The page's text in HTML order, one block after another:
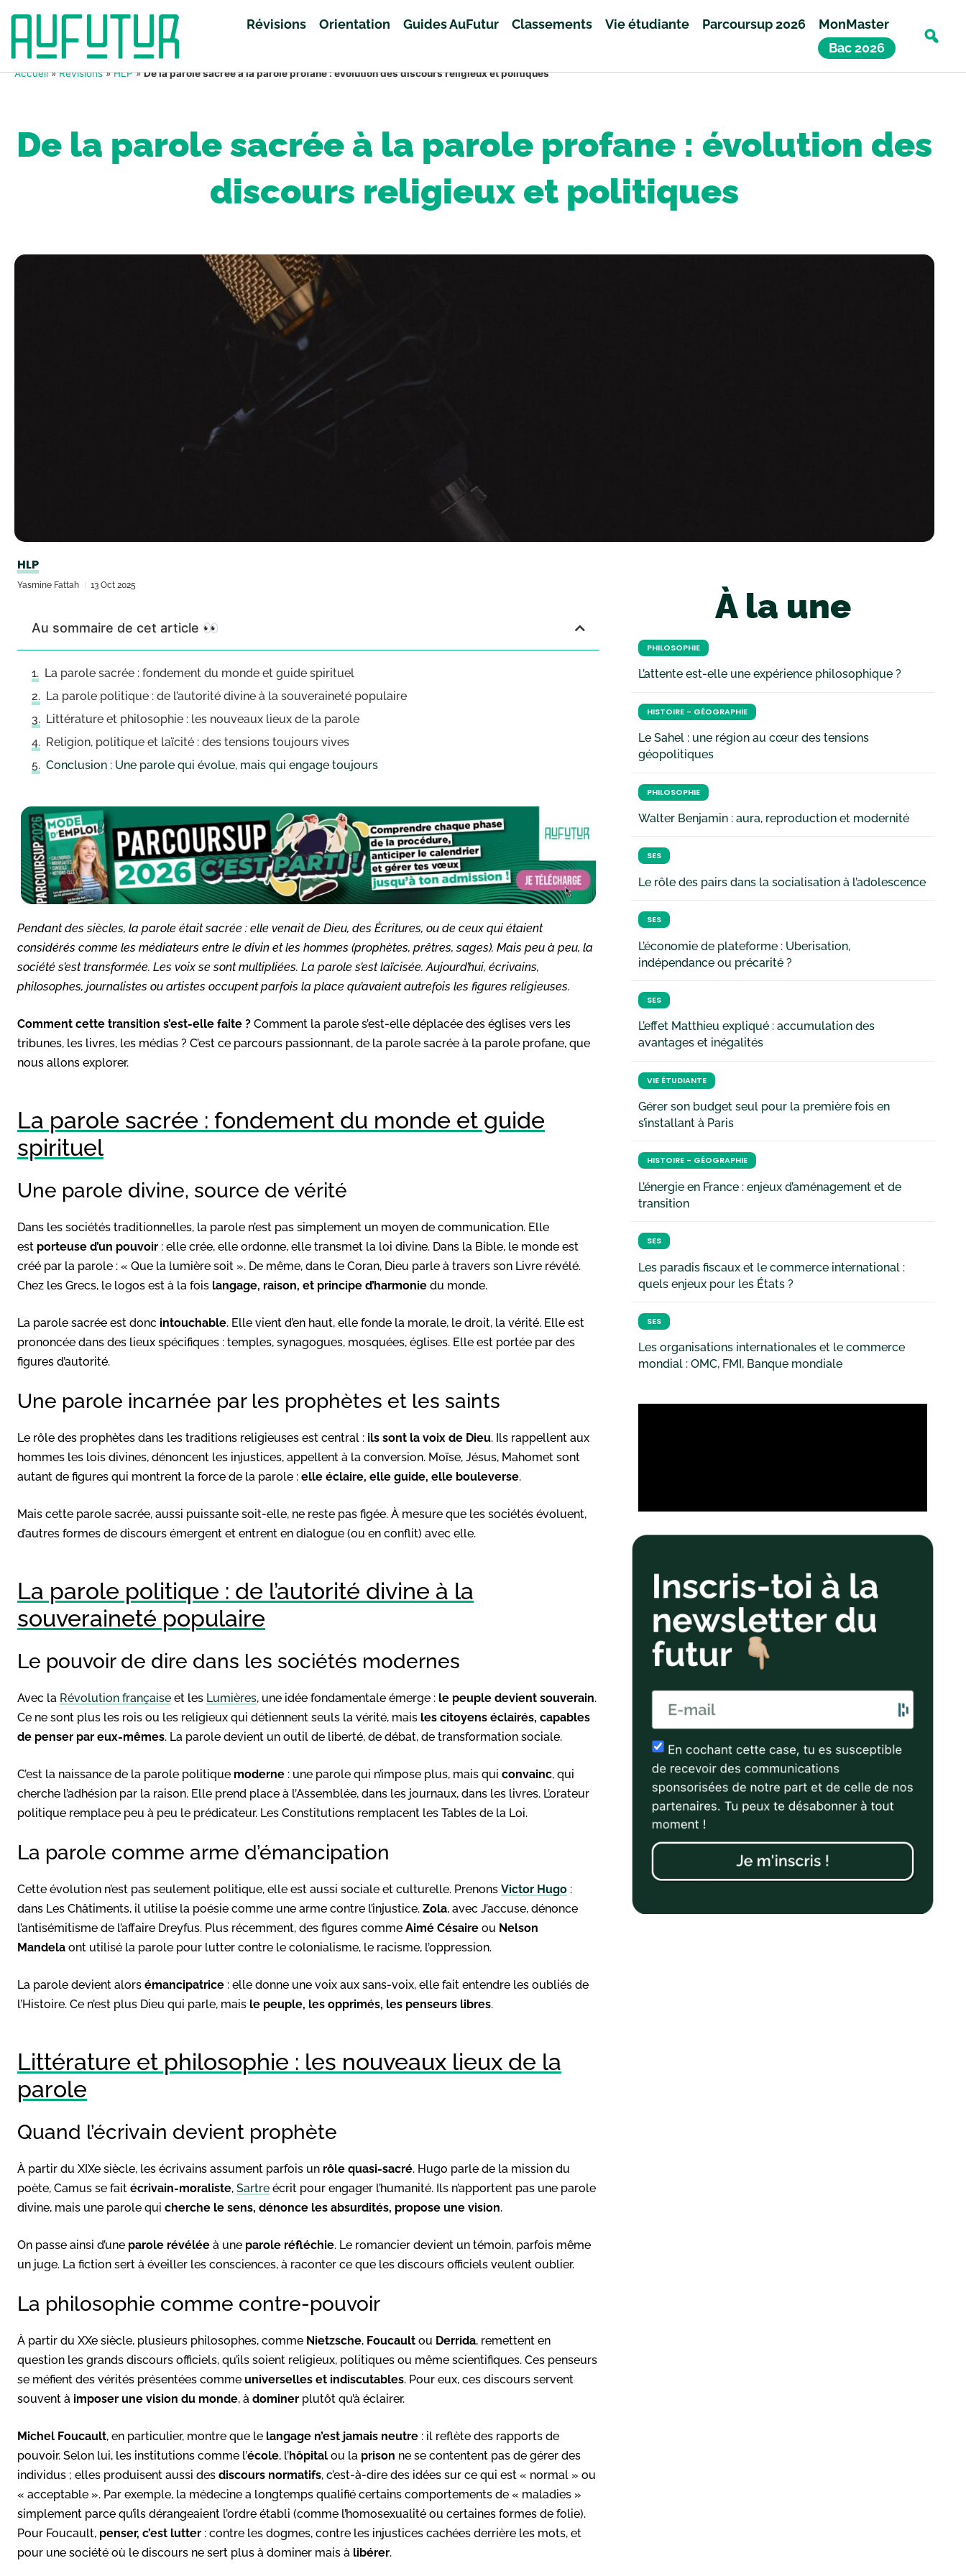
Révisions Orientation Guides AuFutur Classements Vie étudiante Parcoursup 2026
MonMaster
Bac 2026
Accueil»Révisions»HLP»De la parole sacrée à la parole profane : évolution des discours religieux et politiques
De la parole sacrée à la parole profane : évolution des
discours religieux et politiques
HLP
Yasmine Fattah 13 Oct 2025
Au sommaire de cet article 👀
La parole sacrée : fondement du monde et guide spirituel
La parole politique : de l’autorité divine à la souveraineté populaire
Littérature et philosophie : les nouveaux lieux de la parole
Religion, politique et laïcité : des tensions toujours vives
Conclusion : Une parole qui évolue, mais qui engage toujours
Pendant des siècles, la parole était sacrée : elle venait de Dieu, des Écritures, ou de ceux qui étaient
considérés comme les médiateurs entre le divin et les hommes (prophètes, prêtres, sages). Mais peu à peu, la
société s’est transformée. Les voix se sont multipliées. La parole s’est laïcisée. Aujourd’hui, écrivains,
philosophes, journalistes ou artistes occupent parfois la place qu’avaient autrefois les figures religieuses.
Comment cette transition s’est-elle faite ? Comment la parole s’est-elle déplacée des églises vers les
tribunes, les livres, les médias ? C’est ce parcours passionnant, de la parole sacrée à la parole profane, que
nous allons explorer.
La parole sacrée : fondement du monde et guide
spirituel
Une parole divine, source de vérité
Dans les sociétés traditionnelles, la parole n’est pas simplement un moyen de communication. Elle
est porteuse d’un pouvoir : elle crée, elle ordonne, elle transmet la loi divine. Dans la Bible, le monde est
créé par la parole : « Que la lumière soit ». De même, dans le Coran, Dieu parle à travers son Livre révélé.
Chez les Grecs, le logos est à la fois langage, raison, et principe d’harmonie du monde.
La parole sacrée est donc intouchable. Elle vient d’en haut, elle fonde la morale, le droit, la vérité. Elle est
prononcée dans des lieux spécifiques : temples, synagogues, mosquées, églises. Elle est portée par des
figures d’autorité.
Une parole incarnée par les prophètes et les saints
Le rôle des prophètes dans les traditions religieuses est central : ils sont la voix de Dieu. Ils rappellent aux
hommes les lois divines, dénoncent les injustices, appellent à la conversion. Moïse, Jésus, Mahomet sont
autant de figures qui montrent la force de la parole : elle éclaire, elle guide, elle bouleverse.
Mais cette parole sacrée, aussi puissante soit-elle, ne reste pas figée. À mesure que les sociétés évoluent,
d’autres formes de discours émergent et entrent en dialogue (ou en conflit) avec elle.
La parole politique : de l’autorité divine à la
souveraineté populaire
Le pouvoir de dire dans les sociétés modernes
Avec la Révolution française et les Lumières, une idée fondamentale émerge : le peuple devient souverain.
Ce ne sont plus les rois ou les religieux qui détiennent seuls la vérité, mais les citoyens éclairés, capables
de penser par eux-mêmes. La parole devient un outil de liberté, de débat, de transformation sociale.
C’est la naissance de la parole politique moderne : une parole qui n’impose plus, mais qui convainc, qui
cherche l’adhésion par la raison. Elle prend place à l’Assemblée, dans les journaux, dans les livres. L’orateur
politique remplace peu à peu le prédicateur. Les Constitutions remplacent les Tables de la Loi.
La parole comme arme d’émancipation
Cette évolution n’est pas seulement politique, elle est aussi sociale et culturelle. Prenons Victor Hugo :
dans Les Châtiments, il utilise la poésie comme une arme contre l’injustice. Zola, avec J’accuse, dénonce
l’antisémitisme de l’affaire Dreyfus. Plus récemment, des figures comme Aimé Césaire ou Nelson
Mandela ont utilisé la parole pour lutter contre le colonialisme, le racisme, l’oppression.
La parole devient alors émancipatrice : elle donne une voix aux sans-voix, elle fait entendre les oubliés de
l’Histoire. Ce n’est plus Dieu qui parle, mais le peuple, les opprimés, les penseurs libres.
Littérature et philosophie : les nouveaux lieux de la
parole
Quand l’écrivain devient prophète
À partir du XIXe siècle, les écrivains assument parfois un rôle quasi-sacré. Hugo parle de la mission du
poète, Camus se fait écrivain-moraliste, Sartre écrit pour engager l’humanité. Ils n’apportent pas une parole
divine, mais une parole qui cherche le sens, dénonce les absurdités, propose une vision.
On passe ainsi d’une parole révélée à une parole réfléchie. Le romancier devient un témoin, parfois même
un juge. La fiction sert à éveiller les consciences, à raconter ce que les discours officiels veulent oublier.
La philosophie comme contre-pouvoir
À partir du XXe siècle, plusieurs philosophes, comme Nietzsche, Foucault ou Derrida, remettent en
question les grands discours officiels, qu’ils soient religieux, politiques ou même scientifiques. Ces penseurs
se méfient des vérités présentées comme universelles et indiscutables. Pour eux, ces discours servent
souvent à imposer une vision du monde, à dominer plutôt qu’à éclairer.
Michel Foucault, en particulier, montre que le langage n’est jamais neutre : il reflète des rapports de
pouvoir. Selon lui, les institutions comme l’école, l’hôpital ou la prison ne se contentent pas de gérer des
individus ; elles produisent aussi des discours normatifs, c’est-à-dire des idées sur ce qui est « normal » ou
« acceptable ». Par exemple, la médecine a longtemps qualifié certains comportements de « maladies »
simplement parce qu’ils dérangeaient l’ordre établi (comme l’homosexualité ou certaines formes de folie).
Pour Foucault, penser, c’est lutter : contre les dogmes, contre les injustices cachées derrière les mots, et
pour une société où le discours ne sert plus à dominer mais à libérer.
À la une
PHILOSOPHIE
L’attente est-elle une expérience philosophique ?
HISTOIRE - GÉOGRAPHIE
Le Sahel : une région au cœur des tensions
géopolitiques
PHILOSOPHIE
Walter Benjamin : aura, reproduction et modernité
SES
Le rôle des pairs dans la socialisation à l’adolescence
SES
L’économie de plateforme : Uberisation,
indépendance ou précarité ?
SES
L’effet Matthieu expliqué : accumulation des
avantages et inégalités
VIE ÉTUDIANTE
Gérer son budget seul pour la première fois en
s’installant à Paris
HISTOIRE - GÉOGRAPHIE
L’énergie en France : enjeux d’aménagement et de
transition
SES
Les paradis fiscaux et le commerce international :
quels enjeux pour les États ?
SES
Les organisations internationales et le commerce
mondial : OMC, FMI, Banque mondiale